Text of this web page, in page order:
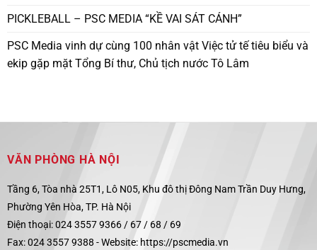
PICKLEBALL – PSC MEDIA “KỀ VAI SÁT CÁNH”
PSC Media vinh dự cùng 100 nhân vật Việc tử tế tiêu biểu và
ekip gặp mặt Tổng Bí thư, Chủ tịch nước Tô Lâm
VĂN PHÒNG HÀ NỘI
Tầng 6, Tòa nhà 25T1, Lô N05, Khu đô thị Đông Nam Trần Duy Hưng,
Phường Yên Hòa, TP. Hà Nội
Điện thoại: 024 3557 9366 / 67 / 68 / 69
Fax: 024 3557 9388 -Website: https://pscmedia.vn